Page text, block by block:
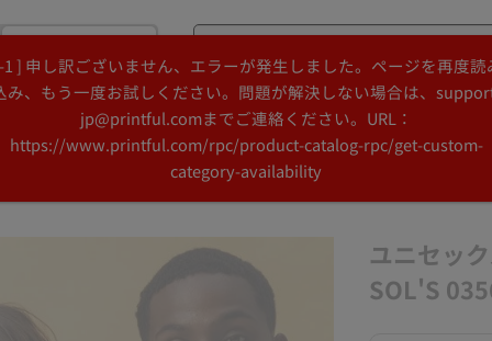
Search
Printful
Search
Printful
デザインアイデア リソース
ユニセッ
SOL'S
1 ] 申し訳ございません、エラーが発生しました。ページを再度読
み、もう一度お試しください。問題が解決しない場合は、
jp@printful.comまでご連絡ください。URL：
https://www.printful.com/rpc/product-catalog-rpc/get-custom-
category-availability